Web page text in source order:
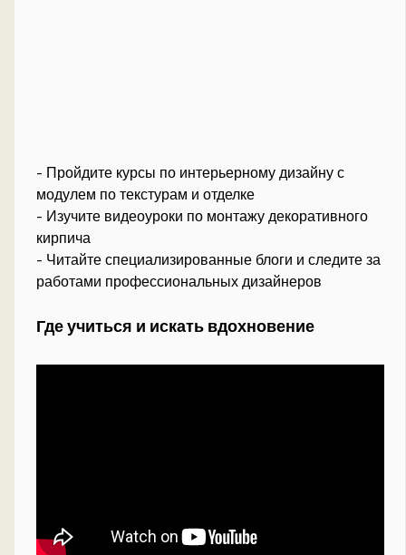
- Пройдите курсы по интерьерному дизайну с
модулем по текстурам и отделке
- Изучите видеоуроки по монтажу декоративного
кирпича
- Читайте специализированные блоги и следите за
работами профессиональных дизайнеров
Где учиться и искать вдохновение